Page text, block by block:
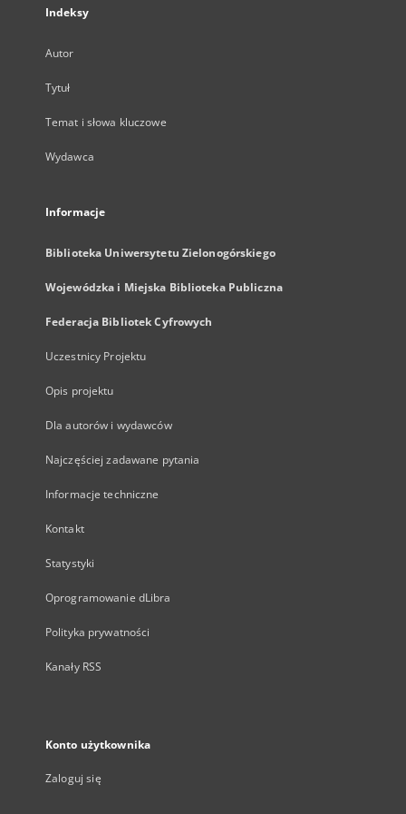
Indeksy
Autor
Tytuł
Temat i słowa kluczowe
Wydawca
Informacje
Biblioteka Uniwersytetu Zielonogórskiego
Wojewódzka i Miejska Biblioteka Publiczna
Federacja Bibliotek Cyfrowych
Uczestnicy Projektu
Opis projektu
Dla autorów i wydawców
Najczęściej zadawane pytania
Informacje techniczne
Kontakt
Statystyki
Oprogramowanie dLibra
Polityka prywatności
Kanały RSS
Konto użytkownika
Zaloguj się